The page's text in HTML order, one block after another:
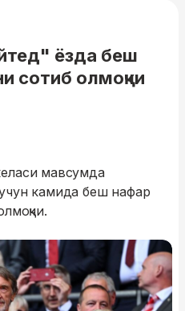
ёзда беш
сотиб олмоқчи
мавсумда
камида беш нафар